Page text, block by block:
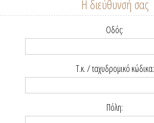
Η διεύθυνσή σας
Οδός:
Τ.κ. / ταχυδρομικό κώδικα:
Πόλη: